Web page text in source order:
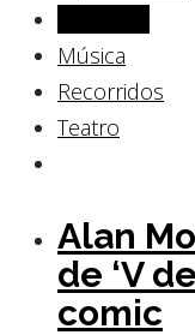
Música
Recorridos
Teatro
Alan
de ‘V
comic